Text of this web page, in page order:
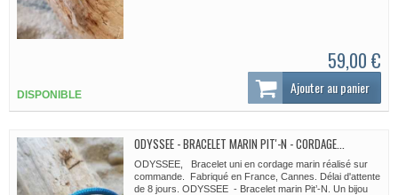
59,00 €
DISPONIBLE Ajouter au panier
ODYSSEE - BRACELET MARIN PIT'-N - CORDAGE...
ODYSSEE, Bracelet uni en cordage marin réalisé sur
commande. Fabriqué en France, Cannes. Délai d'attente
de 8 jours. ODYSSEE - Bracelet marin Pit’-N. Un bijou